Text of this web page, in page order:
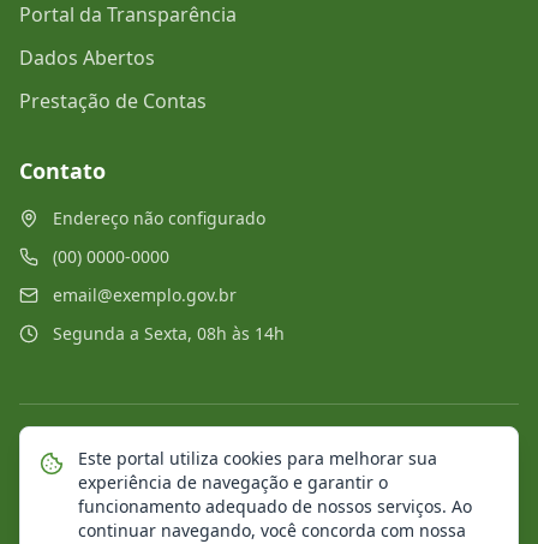
Portal da Transparência
Dados Abertos
Prestação de Contas
Contato
Endereço não configurado
(00) 0000-0000
email@exemplo.gov.br
Segunda a Sexta, 08h às 14h
© 2026 Portal Municipal. Todos os direitos reservados.
Mapa do Site
Notícias Transparência
Este portal utiliza cookies para melhorar sua
experiência de navegação e garantir o
funcionamento adequado de nossos serviços. Ao
continuar navegando, você concorda com nossa